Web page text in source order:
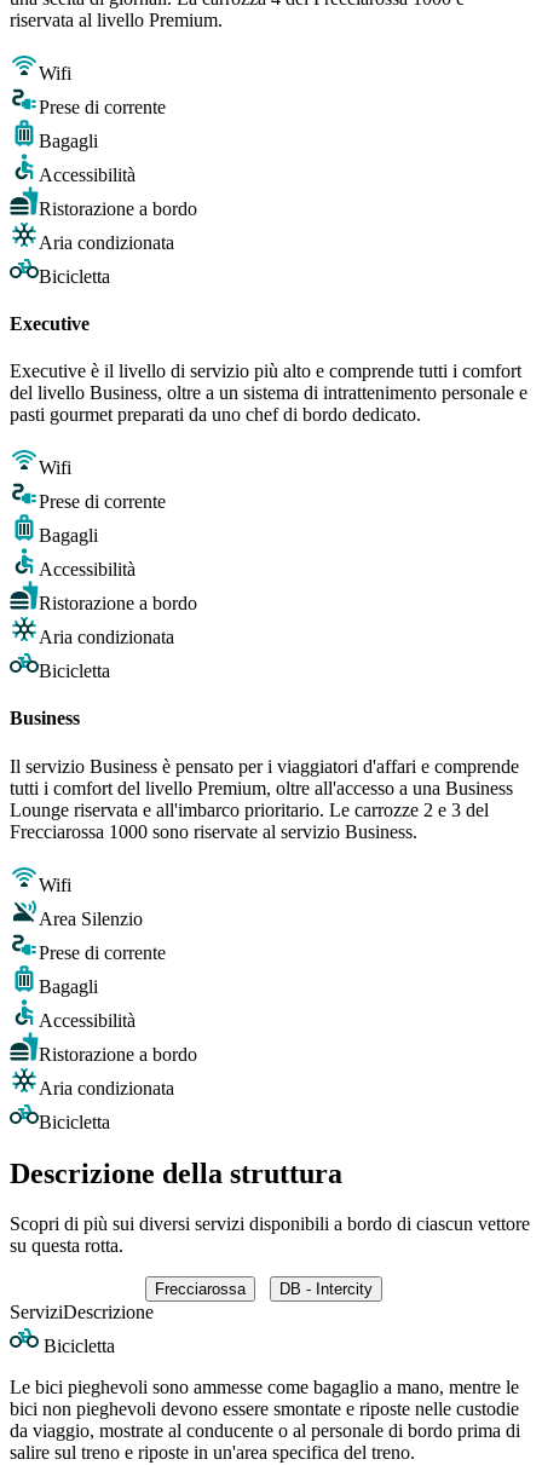
riservata al livello Premium.
Wifi
Prese di corrente
Bagagli
Accessibilità
Ristorazione a bordo
Aria condizionata
Bicicletta
Executive
Executive è il livello di servizio più alto e comprende tutti i comfort
del livello Business, oltre a un sistema di intrattenimento personale e
pasti gourmet preparati da uno chef di bordo dedicato.
Wifi
Prese di corrente
Bagagli
Accessibilità
Ristorazione a bordo
Aria condizionata
Bicicletta
Business
Il servizio Business è pensato per i viaggiatori d'affari e comprende
tutti i comfort del livello Premium, oltre all'accesso a una Business
Lounge riservata e all'imbarco prioritario. Le carrozze 2 e 3 del
Frecciarossa 1000 sono riservate al servizio Business.
Wifi
Area Silenzio
Prese di corrente
Bagagli
Accessibilità
Ristorazione a bordo
Aria condizionata
Bicicletta
Descrizione della struttura
Scopri di più sui diversi servizi disponibili a bordo di ciascun vettore
su questa rotta.
Frecciarossa DB - Intercity
ServiziDescrizione
Bicicletta
Le bici pieghevoli sono ammesse come bagaglio a mano, mentre le
bici non pieghevoli devono essere smontate e riposte nelle custodie
da viaggio, mostrate al conducente o al personale di bordo prima di
salire sul treno e riposte in un'area specifica del treno.